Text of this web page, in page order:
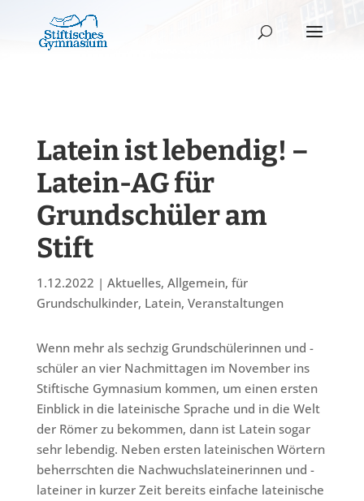
Latein ist lebendig! –
Latein-AG für
Grundschüler am
Stift
1.12.2022 | Aktuelles, Allgemein, für
Grundschulkinder, Latein, Veranstaltungen
Wenn mehr als sechzig Grundschülerinnen und -
schüler an vier Nachmittagen im November ins
Stiftische Gymnasium kommen, um einen ersten
Einblick in die lateinische Sprache und in die Welt
der Römer zu bekommen, dann ist Latein sogar
sehr lebendig. Neben ersten lateinischen Wörtern
beherrschten die Nachwuchslateinerinnen und -
lateiner in kurzer Zeit bereits einfache lateinische